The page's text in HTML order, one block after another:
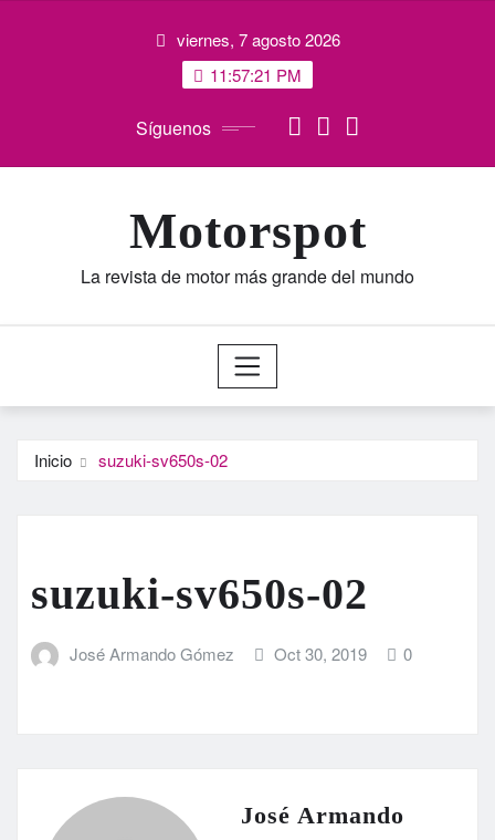
viernes, 7 agosto 2026
11:57:22 PM
Síguenos
Motorspot
La revista de motor más grande del mundo
Inicio suzuki-sv650s-02
suzuki-sv650s-02
José Armando Gómez Oct 30, 2019 0
José Armando